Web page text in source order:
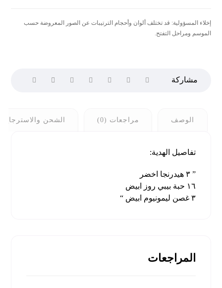
إخلاء المسؤولية: قد تختلف ألوان وأحجام الترتيبات عن الصور المعروضة حسب
الموسم ومراحل التفتح.
الوصف مراجعات (0) الشحن والاسترجاع
تفاصيل الهدية:
” ٣ هيدرنجا اخضر
١٦ حبة بيبي روز ابيض
٣ غصن ليمونيوم ابيض “
المراجعات